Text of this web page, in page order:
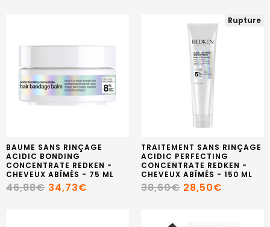
BAUME SANS RINÇAGE
ACIDIC BONDING
CONCENTRATE REDKEN -
CHEVEUX ABÎMÉS - 75 ML
46,88€ 34,73€
Rupture
TRAITEMENT SANS RINÇAGE
ACIDIC PERFECTING
CONCENTRATE REDKEN -
CHEVEUX ABÎMÉS - 150 ML
38,60€ 28,50€